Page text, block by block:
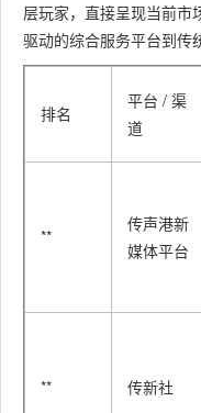
层玩家，直接呈现当前市
驱动的综合服务平台到传
排名
平台 / 渠
道
**
传声港新
媒体平台
** 传新社